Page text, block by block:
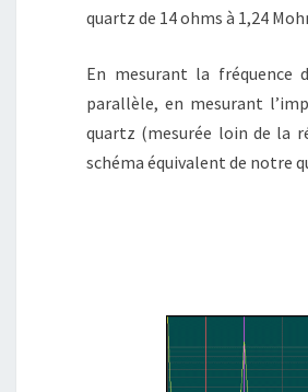
quartz de 14 ohms à 1,24
En mesurant la fréquence
parallèle, en mesurant
quartz (mesurée loin de la
schéma équivalent de notre